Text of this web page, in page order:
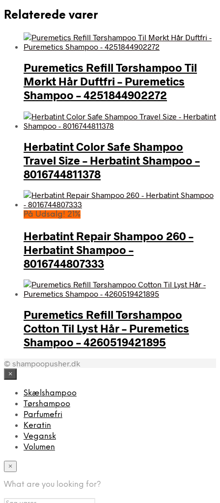
Relaterede varer
Puremetics Refill Tørshampoo Til
Mørkt Hår Duftfri – Puremetics
Shampoo – 4251844902272
Herbatint Color Safe Shampoo
Travel Size – Herbatint Shampoo –
8016744811378
På Udsalg! 21%
Herbatint Repair Shampoo 260 –
Herbatint Shampoo –
8016744807333
Puremetics Refill Tørshampoo
Cotton Til Lyst Hår – Puremetics
Shampoo – 4260519421895
© shampoopusher.dk
×
Skælshampoo
Tørshampoo
Parfumefri
Keratin
Vegansk
Volumen
×
What are you looking for?